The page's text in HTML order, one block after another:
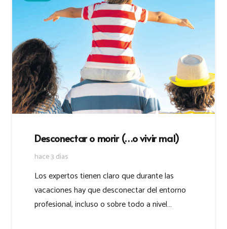
Desconectar o morir (…o vivir mal)
hace 3 días
Los expertos tienen claro que durante las
vacaciones hay que desconectar del entorno
profesional, incluso o sobre todo a nivel…